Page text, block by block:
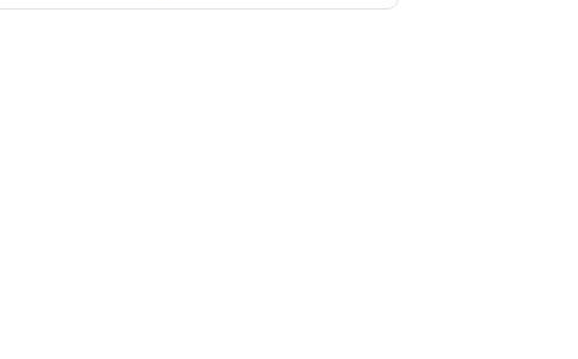
Biệt Trong Từng Nốt Trầm
sự khác biệt mà bạn có thể nghe và cảm
giữa để đạt đến một đỉnh cao mới về hiệu
nhưng củ loa Stage 220P đã được tái thiết
hệ thống nam châm từ lực cao, nó không chỉ